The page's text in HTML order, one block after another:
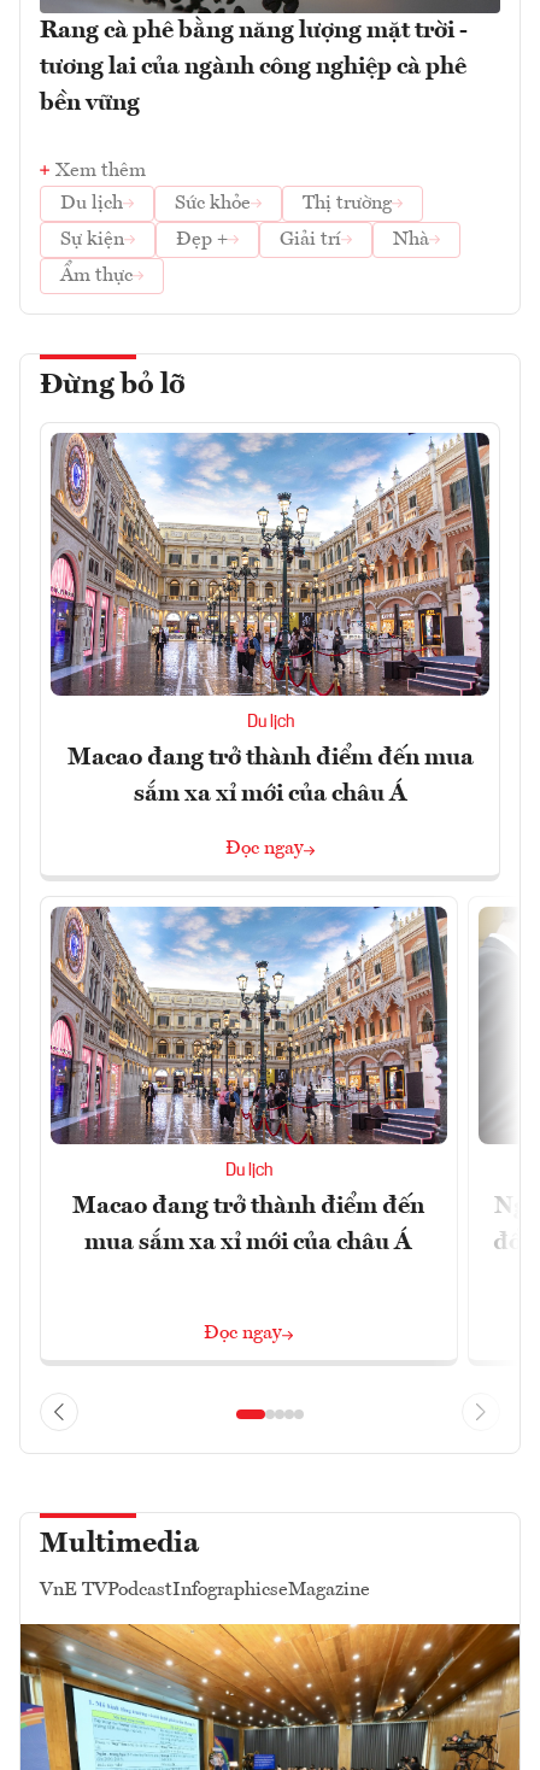
Rang cà phê bằng năng lượng mặt trời -
tương lai của ngành công nghiệp cà phê
bền vững
Xem thêm
Du lịch
Sức khỏe
Thị trường
Sự kiện
Đẹp + Giải trí
Nhà
Ẩm thực
Đừng bỏ lỡ
Du lịch
Macao đang trở thành điểm đến mua
sắm xa xỉ mới của châu Á
Đọc ngay
Du lịch
Macao đang trở thành điểm đến
mua sắm xa xỉ mới của châu Á
Đọc ngay
đổi
Multimedia
VnE TVPodcastInfographicseMagazine